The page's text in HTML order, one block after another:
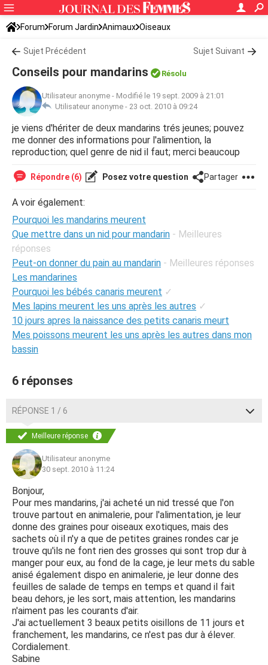
Forum Forum Jardin Animaux Oiseaux
Sujet Précédent Sujet Suivant
Conseils pour mandarins Résolu
Utilisateur anonyme - Modifié le 19 sept. 2009 à 21:01
Utilisateur anonyme - 23 oct. 2010 à 09:24
je viens d'hériter de deux mandarins trés jeunes; pouvez
me donner des informations pour l'alimention, la
reproduction; quel genre de nid il faut; merci beaucoup
Répondre (6) Posez votre question Partager
A voir également:
Pourquoi les mandarins meurent
Que mettre dans un nid pour mandarin - Meilleures
réponses
Peut-on donner du pain au mandarin - Meilleures réponses
Les mandarines
Pourquoi les bébés canaris meurent ✓
Mes lapins meurent les uns après les autres ✓
10 jours apres la naissance des petits canaris meurt
Mes poissons meurent les uns après les autres dans mon
bassin
6 réponses
RÉPONSE 1 / 6
Meilleure réponse
Utilisateur anonyme
30 sept. 2010 à 11:24
Bonjour,
Pour mes mandarins, j'ai acheté un nid tressé que l'on
trouve partout en animalerie, pour l'alimentation, je leur
donne des graines pour oiseaux exotiques, mais des
sachets où il n'y a que de petites graines rondes car je
trouve qu'ils ne font rien des grosses qui sont trop dur à
manger pour eux, au fond de la cage, je leur mets du sable
anisé également dispo en animalerie, je leur donne des
feuilles de salade de temps en temps et quand il fait
beau dehors, je les sort, mais attention, les mandarins
n'aiment pas les courants d'air.
J'ai actuellement 3 beaux petits oisillons de 11 jours et
franchement, les mandarins, ce n'est pas dur à élever.
Cordialement.
Sabine